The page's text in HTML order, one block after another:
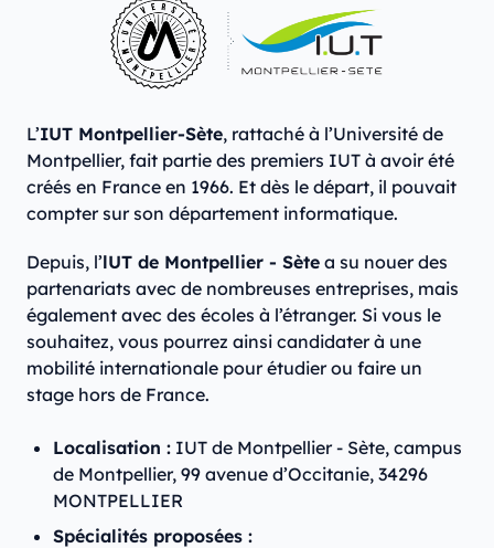
L’IUT Montpellier‑Sète, rattaché à l’Université de
Montpellier, fait partie des premiers IUT à avoir été
créés en France en 1966. Et dès le départ, il pouvait
compter sur son département informatique.
Depuis, l’lUT de Montpellier - Sète a su nouer des
partenariats avec de nombreuses entreprises, mais
également avec des écoles à l’étranger. Si vous le
souhaitez, vous pourrez ainsi candidater à une
mobilité internationale pour étudier ou faire un
stage hors de France.
Localisation : IUT de Montpellier - Sète, campus
de Montpellier, 99 avenue d’Occitanie, 34296
MONTPELLIER
Spécialités proposées :